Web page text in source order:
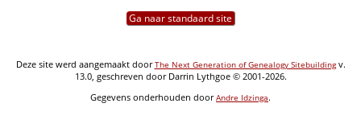
Ga naar standaard site
Deze site werd aangemaakt doorThe Next Generation of Genealogy Sitebuildingv.
13.0, geschreven door Darrin Lythgoe © 2001-2026.
Gegevens onderhouden doorAndre Idzinga.